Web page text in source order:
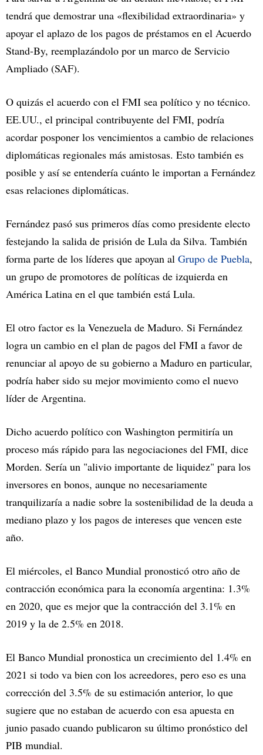
tendrá que demostrar una «flexibilidad extraordinaria» y
apoyar el aplazo de los pagos de préstamos en el Acuerdo
Stand-By, reemplazándolo por un marco de Servicio
Ampliado (SAF).
O quizás el acuerdo con el FMI sea político y no técnico.
EE.UU., el principal contribuyente del FMI, podría
acordar posponer los vencimientos a cambio de relaciones
diplomáticas regionales más amistosas. Esto también es
posible y así se entendería cuánto le importan a Fernández
esas relaciones diplomáticas.
Fernández pasó sus primeros días como presidente electo
festejando la salida de prisión de Lula da Silva. También
forma parte de los líderes que apoyan al Grupo de Puebla,
un grupo de promotores de políticas de izquierda en
América Latina en el que también está Lula.
El otro factor es la Venezuela de Maduro. Si Fernández
logra un cambio en el plan de pagos del FMI a favor de
renunciar al apoyo de su gobierno a Maduro en particular,
podría haber sido su mejor movimiento como el nuevo
líder de Argentina.
Dicho acuerdo político con Washington permitiría un
proceso más rápido para las negociaciones del FMI, dice
Morden. Sería un "alivio importante de liquidez" para los
inversores en bonos, aunque no necesariamente
tranquilizaría a nadie sobre la sostenibilidad de la deuda a
mediano plazo y los pagos de intereses que vencen este
año.
El miércoles, el Banco Mundial pronosticó otro año de
contracción económica para la economía argentina: 1.3%
en 2020, que es mejor que la contracción del 3.1% en
2019 y la de 2.5% en 2018.
El Banco Mundial pronostica un crecimiento del 1.4% en
2021 si todo va bien con los acreedores, pero eso es una
corrección del 3.5% de su estimación anterior, lo que
sugiere que no estaban de acuerdo con esa apuesta en
junio pasado cuando publicaron su último pronóstico del
PIB mundial.